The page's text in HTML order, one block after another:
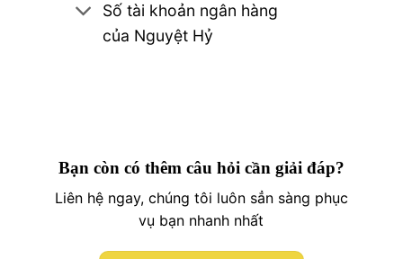
Số tài khoản ngân hàng
của Nguyệt Hỷ
Bạn còn có thêm câu hỏi cần giải đáp?
Liên hệ ngay, chúng tôi luôn sẳn sàng phục
vụ bạn nhanh nhất